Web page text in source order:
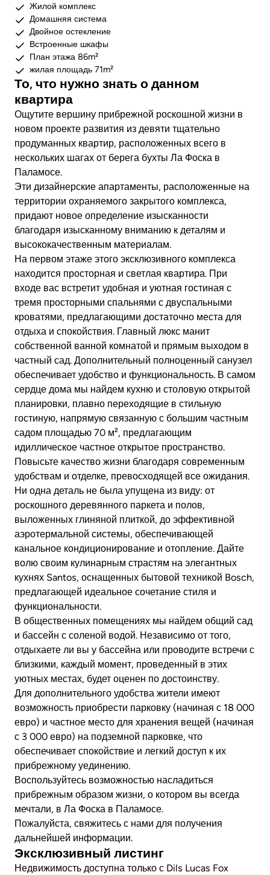
Жилой комплекс
Домашняя система
Двойное остекление
Встроенные шкафы
План этажа 86m²
жилая площадь 71m²
То, что нужно знать о данном
квартира
Ощутите вершину прибрежной роскошной жизни в
новом проекте развития из девяти тщательно
продуманных квартир, расположенных всего в
нескольких шагах от берега бухты Ла Фоска в
Паламосе.
Эти дизайнерские апартаменты, расположенные на
территории охраняемого закрытого комплекса,
придают новое определение изысканности
благодаря изысканному вниманию к деталям и
высококачественным материалам.
На первом этаже этого эксклюзивного комплекса
находится просторная и светлая квартира. При
входе вас встретит удобная и уютная гостиная с
тремя просторными спальнями с двуспальными
кроватями, предлагающими достаточно места для
отдыха и спокойствия. Главный люкс манит
собственной ванной комнатой и прямым выходом в
частный сад. Дополнительный полноценный санузел
обеспечивает удобство и функциональность. В самом
сердце дома мы найдем кухню и столовую открытой
планировки, плавно переходящие в стильную
гостиную, напрямую связанную с большим частным
садом площадью 70 м², предлагающим
идиллическое частное открытое пространство.
Повысьте качество жизни благодаря современным
удобствам и отделке, превосходящей все ожидания.
Ни одна деталь не была упущена из виду: от
роскошного деревянного паркета и полов,
выложенных глиняной плиткой, до эффективной
аэротермальной системы, обеспечивающей
канальное кондиционирование и отопление. Дайте
волю своим кулинарным страстям на элегантных
кухнях Santos, оснащенных бытовой техникой Bosch,
предлагающей идеальное сочетание стиля и
функциональности.
В общественных помещениях мы найдем общий сад
и бассейн с соленой водой. Независимо от того,
отдыхаете ли вы у бассейна или проводите встречи с
близкими, каждый момент, проведенный в этих
уютных местах, будет оценен по достоинству.
Для дополнительного удобства жители имеют
возможность приобрести парковку (начиная с 18 000
евро) и частное место для хранения вещей (начиная
с 3 000 евро) на подземной парковке, что
обеспечивает спокойствие и легкий доступ к их
прибрежному уединению.
Воспользуйтесь возможностью насладиться
прибрежным образом жизни, о котором вы всегда
мечтали, в Ла Фоска в Паламосе.
Пожалуйста, свяжитесь с нами для получения
дальнейшей информации.
Эксклюзивный листинг
Недвижимость доступна только с Dils Lucas Fox